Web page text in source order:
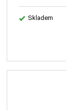
Skladem